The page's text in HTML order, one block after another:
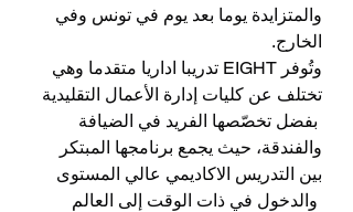
والمتزايدة يوما بعد يوم في تونس وفي
الخارج.
وتُوفر EIGHT تدريبا اداريا متقدما وهي
تختلف عن كليات إدارة الأعمال التقليدية
بفضل تخصّصها الفريد في الضيافة
والفندقة، حيث يجمع برنامجها المبتكر
بين التدريس الاكاديمي عالي المستوى
والدخول في ذات الوقت إلى العالم